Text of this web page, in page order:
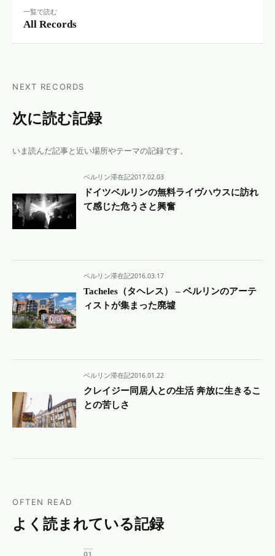
一覧で読む
All Records
NEXT RECORDS
次に読む記録
いま読んだ記事と近い場所やテーマの記録です。
ベルリン滞在記2017.02.03
ドイツベルリンの無料ライヴハウスに訪れ
て感じた危うさと興奮
ベルリン滞在記2016.03.17
Tacheles（タヘレス） – ベルリンのアーテ
ィストが集まった廃墟
ベルリン滞在記2016.01.22
クレイジー同居人との生活 奔放に生きるこ
との苦しさ
OFTEN READ
よく読まれている記録